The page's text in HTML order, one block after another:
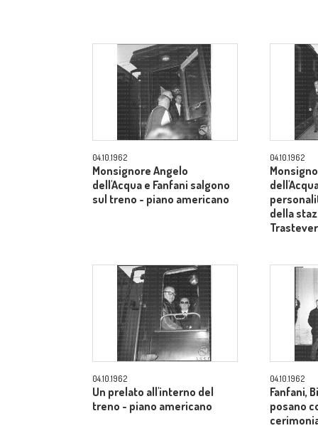
04.10.1962
Monsignore Angelo
dell'Acqua e Fanfani salgono
sul treno - piano americano
04.10.1962
della
04.10.1962
Un prelato all'interno del
treno - piano americano
04.10.1962
Fanfani,
posano